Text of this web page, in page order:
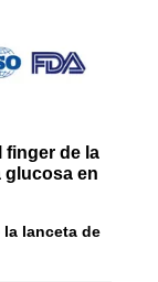
finger de la
glucosa en
la lanceta de